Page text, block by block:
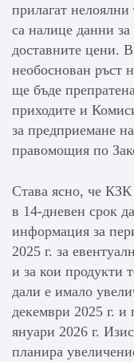
прилагат
са налице данни
доставните цени.
необоснован ръст
ще бъде
приходите и
за предприемане
правомощия по
Става ясно, че КЗК
в 14-дневен срок
информация за
2025 г. за
и за кои продукти
дали е имало
декември 2025 г. и
януари 2026 г.
планира